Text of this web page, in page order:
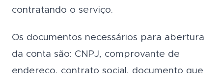
contratando o serviço.
Os documentos necessários para abertura
da conta são: CNPJ, comprovante de
endereço, contrato social, documento que